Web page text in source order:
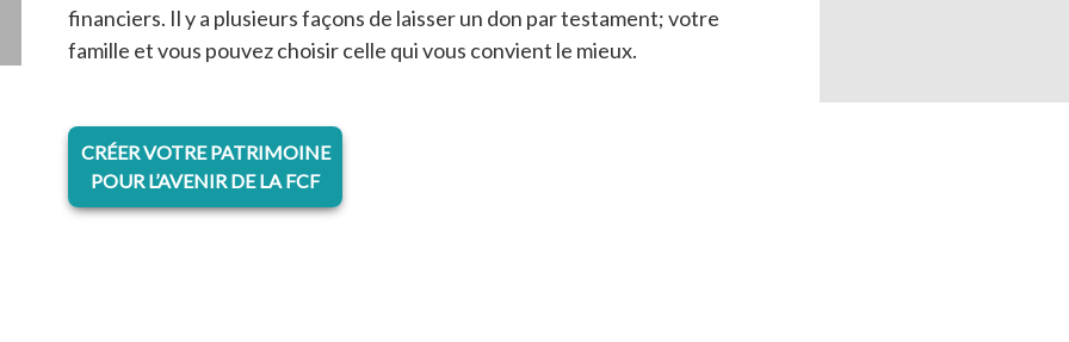
financiers. Il y a plusieurs façons de laisser un don par testament; votre
famille et vous pouvez choisir celle qui vous convient le mieux.
CRÉER VOTRE PATRIMOINE
POUR L’AVENIR DE LA FCF
s’ouvre dans un nouvel onglet